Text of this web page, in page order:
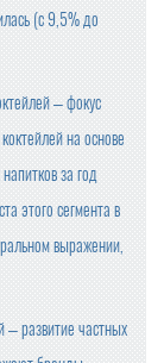
(с 9,5% до
– фокус
на основе
за год
этого сегмента в
выражении,
– развитие частных